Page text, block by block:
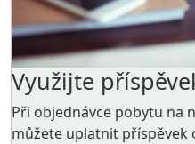
Využijte
Při objednávce pobytu na
můžete uplatnit příspěvek